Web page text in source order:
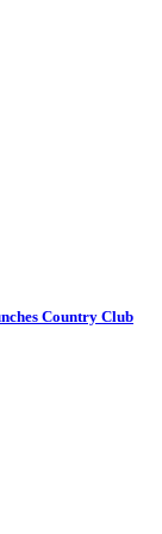
Country Club